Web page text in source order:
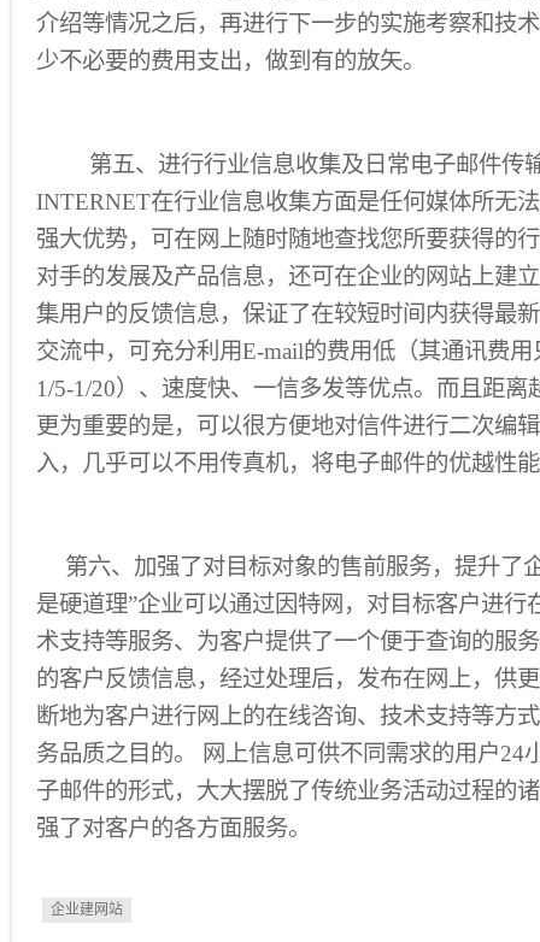
介绍等情况之后，再进行下一步的实施考察和技
少不必要的费用支出，做到有的放矢。
第五、进行行业信息收集及日常电子邮件传
INTERNET在行业信息收集方面是任何媒体所无
强大优势，可在网上随时随地查找您所要获得的
对手的发展及产品信息，还可在企业的网站上建
集用户的反馈信息，保证了在较短时间内获得最
交流中，可充分利用E-mail的费用低（其通讯费
1/5-1/20）、速度快、一信多发等优点。而且距离
更为重要的是，可以很方便地对信件进行二次编
入，几乎可以不用传真机，将电子邮件的优越性
第六、加强了对目标对象的售前服务，提升了
是硬道理”企业可以通过因特网，对目标客户进行
术支持等服务、为客户提供了一个便于查询的服
的客户反馈信息，经过处理后，发布在网上，供
断地为客户进行网上的在线咨询、技术支持等方
务品质之目的。 网上信息可供不同需求的用户24
子邮件的形式，大大摆脱了传统业务活动过程的
强了对客户的各方面服务。
企业建网站